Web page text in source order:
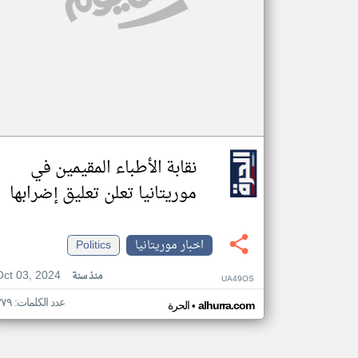
نقابة الأطباء المقيمين في
موريتانيا تعلن تعليق إضرابها
اخبار موريتانيا
Politics
03, 2024
منذ سنة UA49OS
الحرة• alhurra.com عدد الكلمات: ٣٧٩